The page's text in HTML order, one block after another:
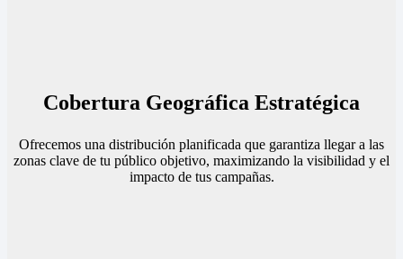
Cobertura Geográfica Estratégica
Ofrecemos una distribución planificada que garantiza llegar a las
zonas clave de tu público objetivo, maximizando la visibilidad y el
impacto de tus campañas.